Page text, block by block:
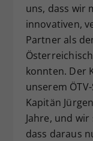
uns, dass wir
innovativen,
Partner als
konnten. Der
unserem
Kapitän
Jahre, und
dass daraus